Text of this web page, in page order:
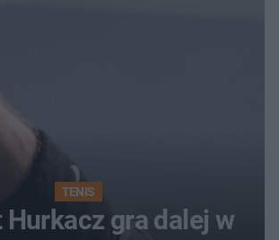
TENIS
Hurkacz gra dalej w